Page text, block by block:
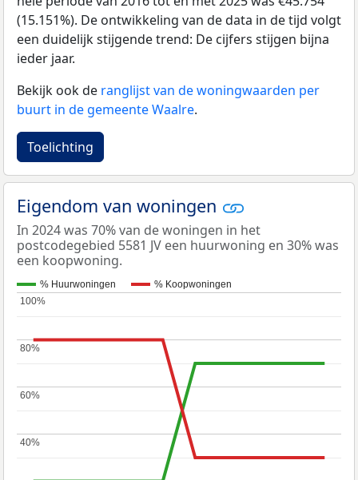
(15.151%). De ontwikkeling van de data in de tijd volgt
een duidelijk stijgende trend: De cijfers stijgen bijna
ieder jaar.
Bekijk ook de ranglijst van de woningwaarden per
buurt in de gemeente Waalre.
Toelichting
Eigendom van woningen
In 2024 was 70% van de woningen in het
postcodegebied 5581 JV een huurwoning en 30% was
een koopwoning.
% Huurwoningen % Koopwoningen
40%
40%
60%
60%
80%
80%
100%
100%